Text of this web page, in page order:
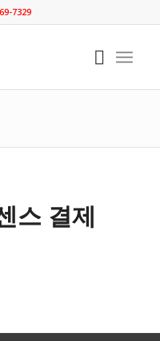
7329
스 결제